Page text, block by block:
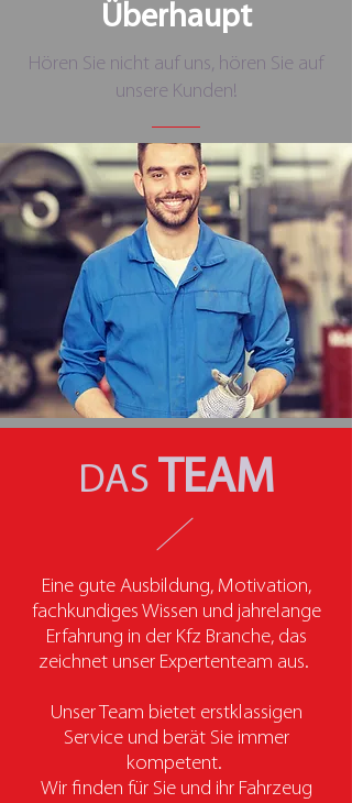
Überhaupt
Hören Sie nicht auf uns, hören Sie auf
unsere Kunden!
DAS TEAM
Eine gute Ausbildung, Motivation,
fachkundiges Wissen und jahrelange
Erfahrung in der Kfz Branche, das
zeichnet unser Expertenteam aus.
Unser Team bietet erstklassigen
Service und berät Sie immer
kompetent.
Wir finden für Sie und ihr Fahrzeug